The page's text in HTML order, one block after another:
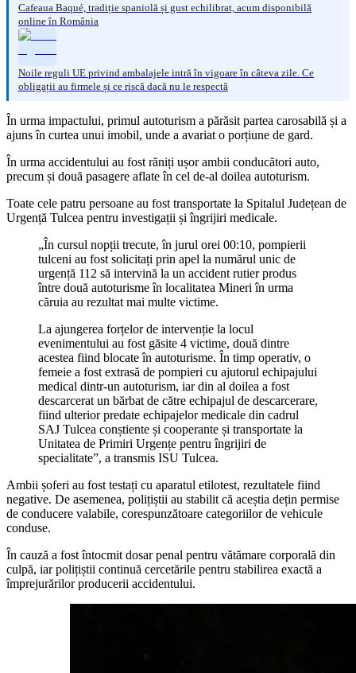
Cafeaua Baqué, tradiție spaniolă și gust echilibrat, acum disponibilă
online în România
Noile reguli UE privind ambalajele intră în vigoare în câteva zile. Ce
obligații au firmele și ce riscă dacă nu le respectă
În urma impactului, primul autoturism a părăsit partea carosabilă și a
ajuns în curtea unui imobil, unde a avariat o porțiune de gard.
În urma accidentului au fost răniți ușor ambii conducători auto,
precum și două pasagere aflate în cel de-al doilea autoturism.
Toate cele patru persoane au fost transportate la Spitalul Județean de
Urgență Tulcea pentru investigații și îngrijiri medicale.
„În cursul nopții trecute, în jurul orei 00:10, pompierii
tulceni au fost solicitați prin apel la numărul unic de
urgență 112 să intervină la un accident rutier produs
între două autoturisme în localitatea Mineri în urma
căruia au rezultat mai multe victime.
La ajungerea forțelor de intervenție la locul
evenimentului au fost găsite 4 victime, două dintre
acestea fiind blocate în autoturisme. În timp operativ, o
femeie a fost extrasă de pompieri cu ajutorul echipajului
medical dintr-un autoturism, iar din al doilea a fost
descarcerat un bărbat de către echipajul de descarcerare,
fiind ulterior predate echipajelor medicale din cadrul
SAJ Tulcea conștiente și cooperante și transportate la
Unitatea de Primiri Urgențe pentru îngrijiri de
specialitate”, a transmis ISU Tulcea.
Ambii șoferi au fost testați cu aparatul etilotest, rezultatele fiind
negative. De asemenea, polițiștii au stabilit că aceștia dețin permise
de conducere valabile, corespunzătoare categoriilor de vehicule
conduse.
În cauză a fost întocmit dosar penal pentru vătămare corporală din
culpă, iar polițiștii continuă cercetările pentru stabilirea exactă a
împrejurărilor producerii accidentului.